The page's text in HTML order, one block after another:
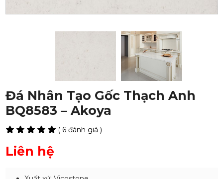
Đá Nhân Tạo Gốc Thạch Anh
BQ8583 – Akoya
( 6 đánh giá )
Liên hệ